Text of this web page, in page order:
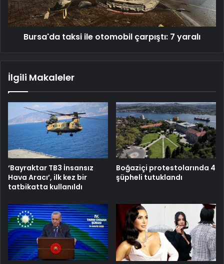
yaralı
Bursa'da taksi ile otomobil çarpıştı: 7 yaralı
İlgili Makaleler
‘Bayraktar TB3 İnsansız
Hava Aracı’, ilk kez bir
tatbikatta kullanıldı
Boğaziçi protestolarında 4
şüpheli tutuklandı